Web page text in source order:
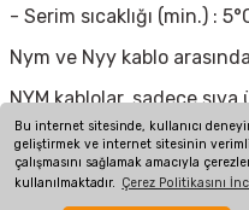
Bu internet sitesinde, kullanıcı
geliştirmek ve internet sitesinin verimli
çalışmasını sağlamak amacıyla
kullanılmaktadır. Çerez Politikasını
- Serim sıcaklığı (min.) :
Nym ve Nyy kablo
NYM kablolar, sadece
kablolar, toprak altınada
damarlı kablolardır..